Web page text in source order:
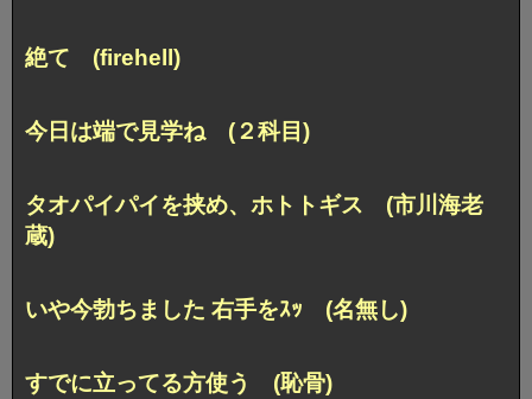
絶て (firehell)
今日は端で見学ね (２科目)
タオパイパイを挟め、ホトトギス (市川海老
蔵)
いや今勃ちました 右手をｽｯ (名無し)
すでに立ってる方使う (恥骨)